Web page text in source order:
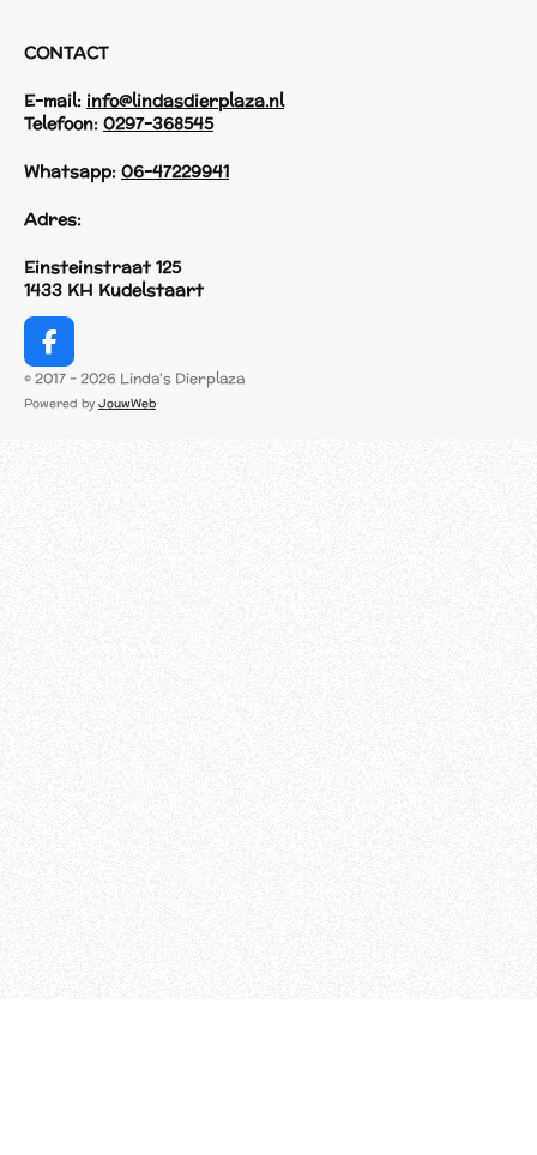
CONTACT
E-mail: info@lindasdierplaza.nl
Telefoon: 0297-368545
Whatsapp: 06-47229941
Adres:
Einsteinstraat 125
1433 KH Kudelstaart
F
a
c
© 2017 - 2026 Linda's Dierplaza
Powered by JouwWeb